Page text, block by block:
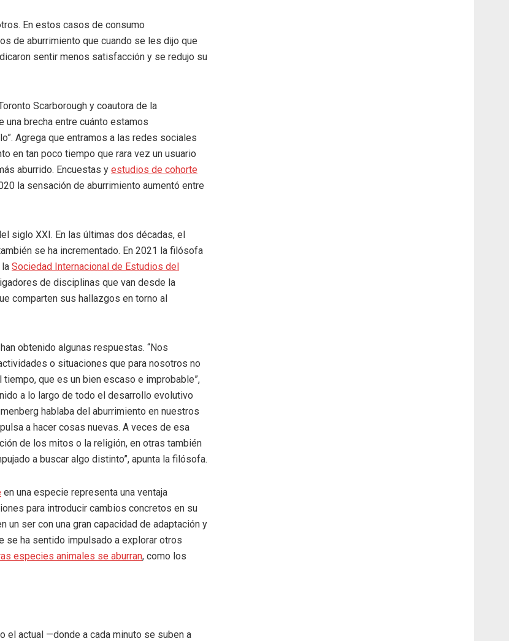
En estos casos de consumo
de aburrimiento que cuando se les dijo que
sentir menos satisfacción y se redujo su
Scarborough y coautora de la
una brecha entre cuánto estamos
Agrega que entramos a las redes sociales
en tan poco tiempo que rara vez un usuario
aburrido. Encuestas y estudios de cohorte
la sensación de aburrimiento aumentó entre
siglo XXI. En las últimas dos décadas, el
se ha incrementado. En 2021 la filósofa
Sociedad Internacional de Estudios del
de disciplinas que van desde la
comparten sus hallazgos en torno al
obtenido algunas respuestas. “Nos
o situaciones que para nosotros no
que es un bien escaso e improbable”,
a lo largo de todo el desarrollo evolutivo
hablaba del aburrimiento en nuestros
a hacer cosas nuevas. A veces de esa
de los mitos o la religión, en otras también
a buscar algo distinto”, apunta la filósofa.
en una especie representa una ventaja
para introducir cambios concretos en su
un ser con una gran capacidad de adaptación y
se ha sentido impulsado a explorar otros
especies animales se aburran, como los
el actual —donde a cada minuto se suben a